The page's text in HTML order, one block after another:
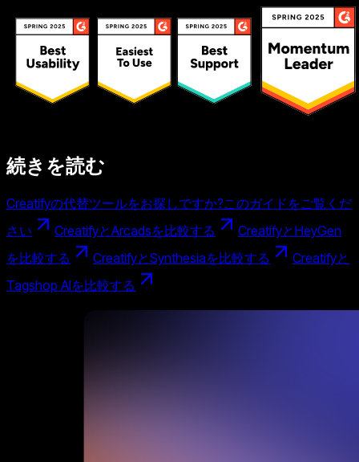
続きを読む
Creatifyの代替ツールをお探しですか?このガイドをご覧くだ
さい
CreatifyとArcadsを比較する
CreatifyとHeyGen
を比較する
CreatifyとSynthesiaを比較する
Creatifyと
Tagshop AIを比較する